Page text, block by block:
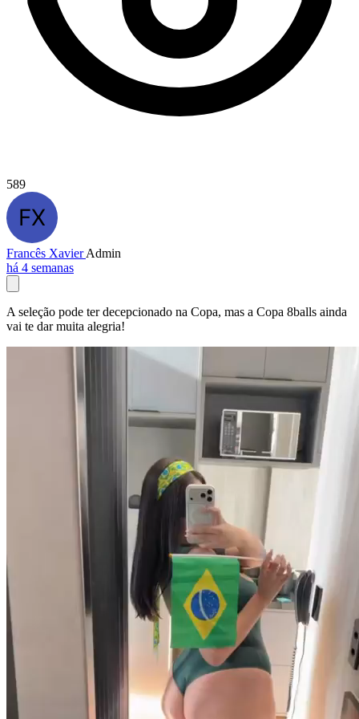
589
Francês XavierAdmin
há 4 semanas
A seleção pode ter decepcionado na Copa, mas a Copa 8balls ainda
vai te dar muita alegria!